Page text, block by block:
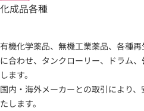
化成品各種
有機化学薬品、無機工業薬品、各種
に合わせ、タンクローリー、ドラム
します。
国内・海外メーカーとの取引により
たします。